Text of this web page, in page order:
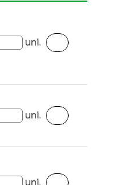
uni.
uni.
uni.